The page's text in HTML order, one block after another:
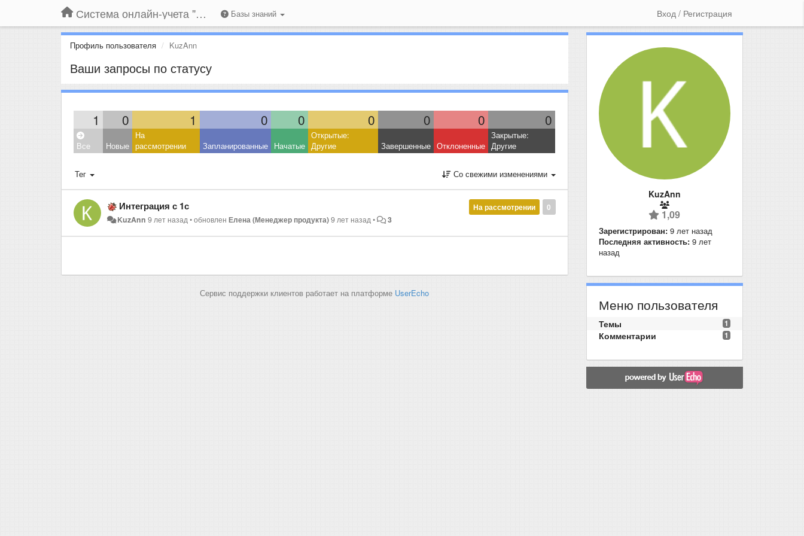
Система онлайн-учета "Большая Птица" Базы знаний Вход / Регистрация
Профиль пользователя KuzAnn
Ваши запросы по статусу
1 0 1 0 0 0 0 0 0
Все Новые
На
рассмотрении
Запланированные Начатые
Открытые:
Другие
Завершенные Отклоненные
Закрытые:
Другие
Тег Со свежими изменениями
0
На рассмотрении
Интеграция с 1с
KuzAnn 9 лет назад•обновленЕлена (Менеджер продукта)9 лет назад• 3
Сервис поддержки клиентов работает на платформе UserEcho
KuzAnn
1,09
Зарегистрирован: 9 лет назад
Последняя активность: 9 лет
назад
Меню пользователя
1
Темы
1
Комментарии